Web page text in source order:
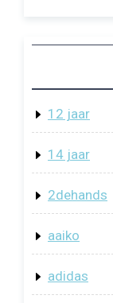
12 jaar
14 jaar
2dehands
aaiko
adidas